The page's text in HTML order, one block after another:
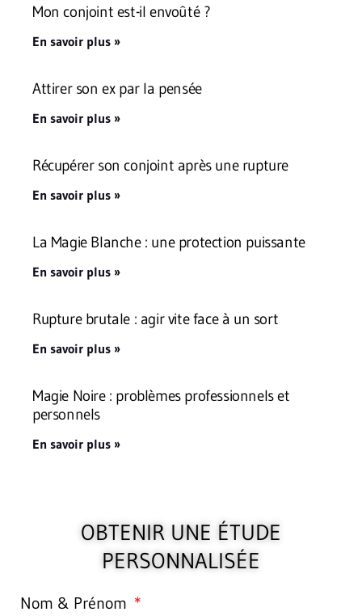
Mon conjoint est-il envoûté ?
En savoir plus »
Attirer son ex par la pensée
En savoir plus »
Récupérer son conjoint après une rupture
En savoir plus »
La Magie Blanche : une protection puissante
En savoir plus »
Rupture brutale : agir vite face à un sort
En savoir plus »
Magie Noire : problèmes professionnels et
personnels
En savoir plus »
OBTENIR UNE ÉTUDE
PERSONNALISÉE
Nom & Prénom